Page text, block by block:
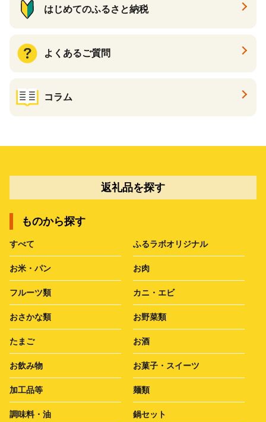
はじめてのふるさと納税
よくあるご質問
コラム
返礼品を探す
ものから探す
すべて ふるラボオリジナル
お米・パン お肉
フルーツ類 カニ・エビ
おさかな類 お野菜類
たまご お酒
お飲み物 お菓子・スイーツ
加工品等 麺類
調味料・油 鍋セット